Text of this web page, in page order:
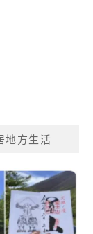
地方生活